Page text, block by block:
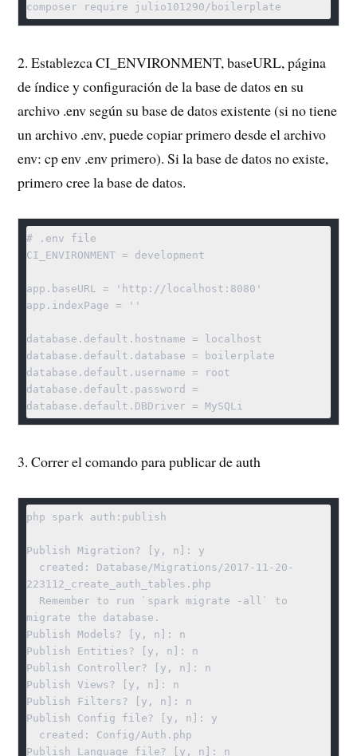
composer require julio101290/boilerplate
2. Establezca CI_ENVIRONMENT, baseURL, página
de índice y configuración de la base de datos en su
archivo .env según su base de datos existente (si no tiene
un archivo .env, puede copiar primero desde el archivo
env: cp env .env primero). Si la base de datos no existe,
primero cree la base de datos.
# .env file
CI_ENVIRONMENT = development
app.baseURL = 'http://localhost:8080'
app.indexPage = ''
database.default.hostname = localhost
database.default.database = boilerplate
database.default.username = root
database.default.password =
database.default.DBDriver = MySQLi
3. Correr el comando para publicar de auth
php spark auth:publish
Publish Migration? [y, n]: y
223112_create_auth_tables.php
migrate the database.
Publish Models? [y, n]: n
Publish Entities? [y, n]: n
Publish Controller? [y, n]: n
Publish Views? [y, n]: n
Publish Filters? [y, n]: n
Publish Config file? [y, n]: y
Publish Language file? [y, n]: n